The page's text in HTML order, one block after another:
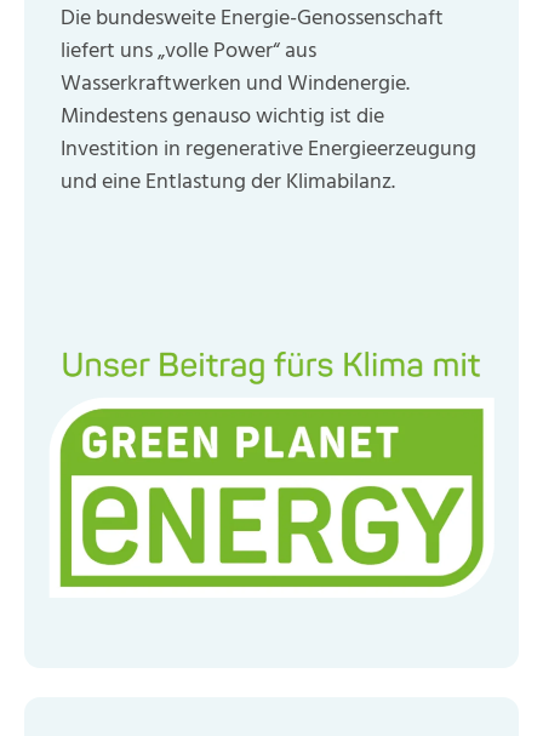
Die bundesweite Energie-Genossenschaft
liefert uns „volle Power“ aus
Wasserkraftwerken und Windenergie.
Mindestens genauso wichtig ist die
Investition in regenerative Energieerzeugung
und eine Entlastung der Klimabilanz.